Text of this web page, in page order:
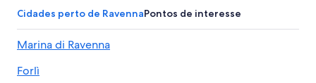
Aluguel de carros - Russi
Aluguel de carros - Savio
Aluguéis de carros - Ravenna e arredores
Cidades perto de RavennaPontos de interesse
Marina di Ravenna
Forlì